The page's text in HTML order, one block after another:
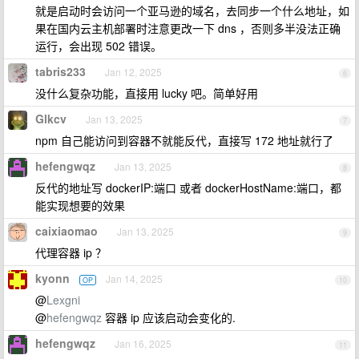
就是启动时会访问一个亚马逊的域名，去同步一个什么地址，如
果在国内云主机部署时注意更改一下 dns ，否则多半没法正确
运行，会出现 502 错误。
6
tabris233 Jan 12, 2025
没什么复杂功能，直接用 lucky 吧。简单好用
7
Glkcv Jan 13, 2025
npm 自己能访问到容器不就能反代，直接写 172 地址就行了
8
hefengwqz Jan 13, 2025
反代的地址写 dockerIP:端口 或者 dockerHostName:端口，都
能实现想要的效果
9
caixiaomao Jan 13, 2025
代理容器 ip ？
10
kyonn OP Jan 14, 2025
@Lexgni
@hefengwqz 容器 ip 应该启动会变化的.
11
hefengwqz Jan 16, 2025